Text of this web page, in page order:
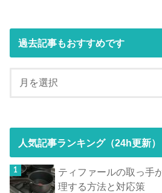
過去記事もおすすめです
人気記事ランキング（24h更新）
ティファールの取っ手
理する方法と対応策